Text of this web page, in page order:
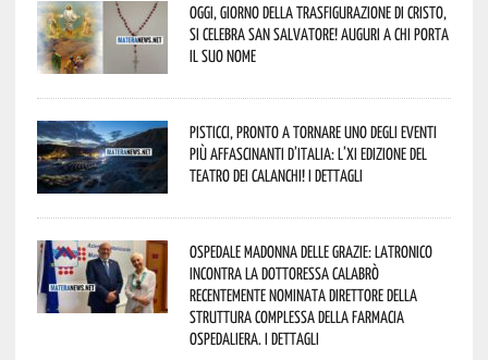
Oggi, giorno della Trasfigurazione di Cristo,
si celebra San Salvatore! Auguri a chi porta
il suo nome
Pisticci, pronto a tornare uno degli eventi
più affascinanti d’Italia: l’XI edizione del
Teatro dei Calanchi! I dettagli
Ospedale Madonna delle Grazie: Latronico
incontra la dottoressa Calabrò
recentemente nominata Direttore della
Struttura Complessa della Farmacia
Ospedaliera. I dettagli